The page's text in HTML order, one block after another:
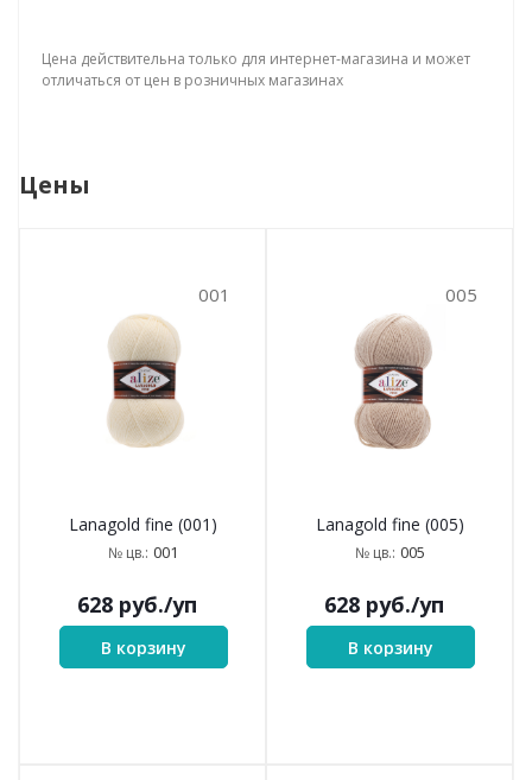
Цена действительна только для интернет-магазина и может
отличаться от цен в розничных магазинах
Цены
001
Lanagold fine (001)
№ цв.: 001
628 руб./уп
В корзину
005
Lanagold fine (005)
№ цв.: 005
628 руб./уп
В корзину